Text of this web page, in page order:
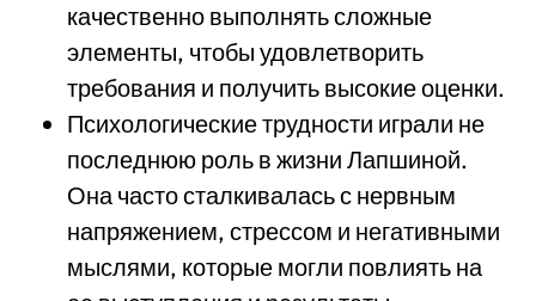
качественно выполнять сложные
элементы, чтобы удовлетворить
требования и получить высокие оценки.
Психологические трудности играли не
последнюю роль в жизни Лапшиной.
Она часто сталкивалась с нервным
напряжением, стрессом и негативными
мыслями, которые могли повлиять на